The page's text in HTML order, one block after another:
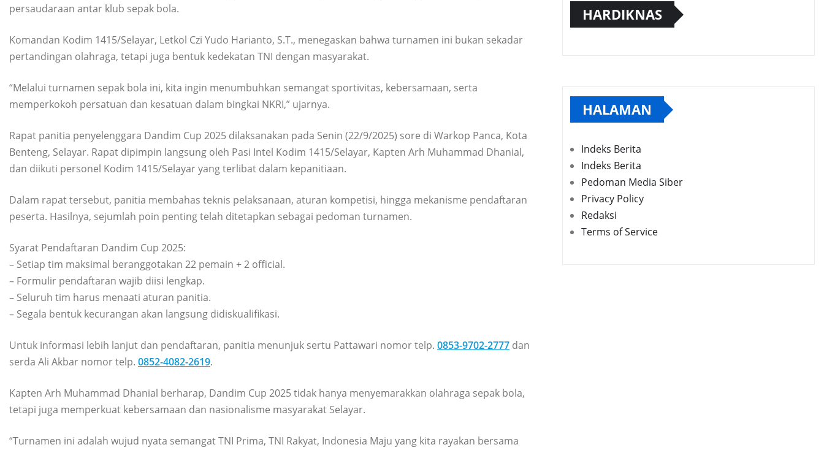
persaudaraan antar klub sepak bola.
Komandan Kodim 1415/Selayar, Letkol Czi Yudo Harianto, S.T., menegaskan bahwa turnamen ini bukan sekadar
pertandingan olahraga, tetapi juga bentuk kedekatan TNI dengan masyarakat.
“Melalui turnamen sepak bola ini, kita ingin menumbuhkan semangat sportivitas, kebersamaan, serta
memperkokoh persatuan dan kesatuan dalam bingkai NKRI,” ujarnya.
Rapat panitia penyelenggara Dandim Cup 2025 dilaksanakan pada Senin (22/9/2025) sore di Warkop Panca, Kota
Benteng, Selayar. Rapat dipimpin langsung oleh Pasi Intel Kodim 1415/Selayar, Kapten Arh Muhammad Dhanial,
dan diikuti personel Kodim 1415/Selayar yang terlibat dalam kepanitiaan.
Dalam rapat tersebut, panitia membahas teknis pelaksanaan, aturan kompetisi, hingga mekanisme pendaftaran
peserta. Hasilnya, sejumlah poin penting telah ditetapkan sebagai pedoman turnamen.
Syarat Pendaftaran Dandim Cup 2025:
– Setiap tim maksimal beranggotakan 22 pemain + 2 official.
– Formulir pendaftaran wajib diisi lengkap.
– Seluruh tim harus menaati aturan panitia.
– Segala bentuk kecurangan akan langsung didiskualifikasi.
Untuk informasi lebih lanjut dan pendaftaran, panitia menunjuk sertu Pattawari nomor telp. 0853-9702-2777 dan
serda Ali Akbar nomor telp. 0852-4082-2619.
Kapten Arh Muhammad Dhanial berharap, Dandim Cup 2025 tidak hanya menyemarakkan olahraga sepak bola,
tetapi juga memperkuat kebersamaan dan nasionalisme masyarakat Selayar.
“Turnamen ini adalah wujud nyata semangat TNI Prima, TNI Rakyat, Indonesia Maju yang kita rayakan bersama
HARDIKNAS
HALAMAN
Indeks Berita
Indeks Berita
Pedoman Media Siber
Privacy Policy
Redaksi
Terms of Service